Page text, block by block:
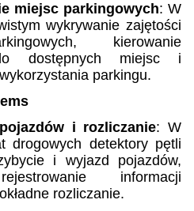
miejsc parkingowych: W
wykrywanie zajętości
kierowanie
dostępnych miejsc i
parkingu.
i rozliczanie: W
drogowych detektory pętli
i wyjazd pojazdów,
informacji
rozliczanie.